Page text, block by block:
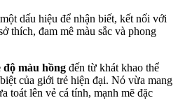
dấu hiệu để nhận biết, kết nối với
thích, đam mê màu sắc và phong
độ màu hồng đến từ khát khao thể
của giới trẻ hiện đại. Nó vừa mang
toát lên vẻ cá tính, mạnh mẽ đặc